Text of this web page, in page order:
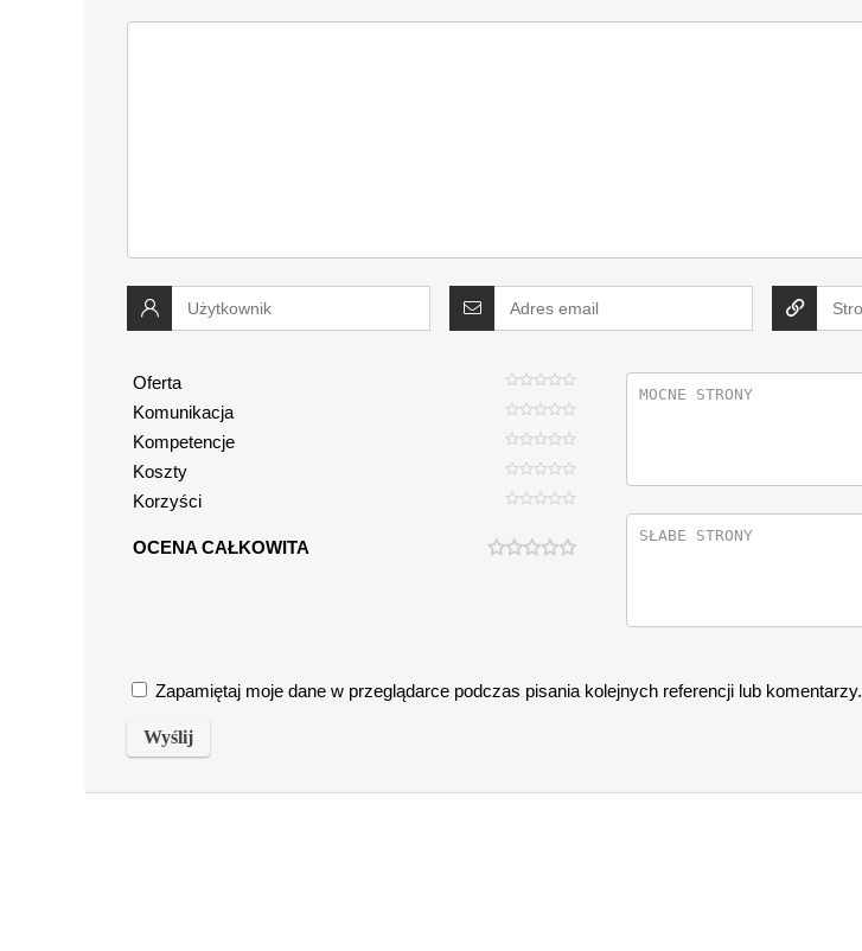
Oferta
Komunikacja
Kompetencje
Koszty
Korzyści
OCENA CAŁKOWITA
Zapamiętaj moje dane w przeglądarce podczas pisania kolejnych referencji lub komentarzy.